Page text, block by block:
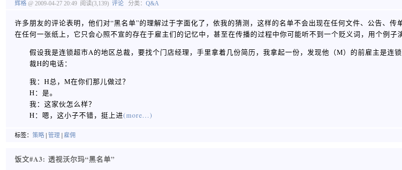
辉格 @ 2009-04-27 20:49 阅读(3,139) 评论 分类： Q&A
许多朋友的评论表明，他们对“黑名单”的理解过于字面化了，依我的猜测，这样的名单不会出现在任何文件、公告、传
在任何一张纸上，它只会心照不宣的存在于雇主们的记忆中，甚至在传播的过程中你可能听不到一个贬义词，用个例子
假设我是连锁超市A的地区总裁，要找个门店经理，手里拿着几份简历，我拿起一份，发现他（M）的前雇主是连
裁H的电话：
我：H总，M在你们那儿做过？
H：是。
我：这家伙怎么样？
H：嗯，这小子不错，挺上进(more...)
标签： 策略 管理 雇佣
饭文#A3: 透视沃尔玛“黑名单”